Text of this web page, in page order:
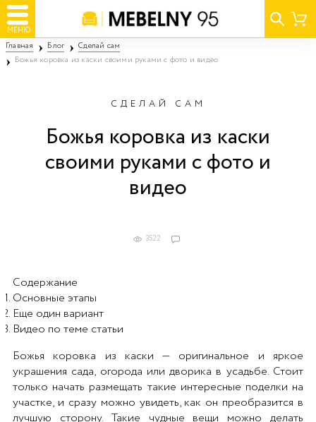
МЕНЮ
Главная Блог
Сделай сам
Божья коровка из каски своими руками с фото и видео
СДЕЛАЙ САМ
Божья коровка из каски
своими руками с фото и
видео
3522
Содержание
Основные этапы
Еще один вариант
Видео по теме статьи
Божья коровка из каски — оригинальное и яркое
украшения сада, огорода или дворика в усадьбе. Стоит
только начать размещать такие интересные поделки на
участке, и сразу можно увидеть, как он преобразится в
лучшую сторону. Такие чудные вещи можно делать